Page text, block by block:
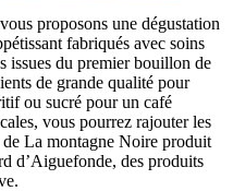
proposons une dégustation
fabriqués avec soins
issues du premier bouillon de
de grande qualité pour
ou sucré pour un café
vous pourrez rajouter les
La montagne Noire produit
d’Aiguefonde, des produits